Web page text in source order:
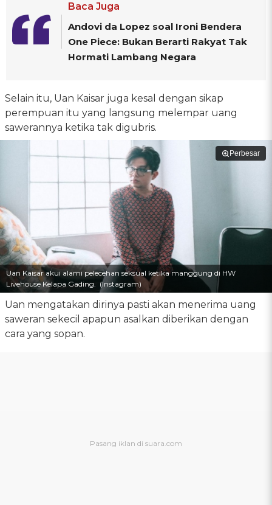
Baca Juga
Andovi da Lopez soal Ironi Bendera
One Piece: Bukan Berarti Rakyat Tak
Hormati Lambang Negara
Selain itu, Uan Kaisar juga kesal dengan sikap
perempuan itu yang langsung melempar uang
sawerannya ketika tak digubris.
Perbesar
Uan Kaisar akui alami pelecehan seksual ketika manggung di HW
Livehouse Kelapa Gading. (Instagram)
Uan mengatakan dirinya pasti akan menerima uang
saweran sekecil apapun asalkan diberikan dengan
cara yang sopan.